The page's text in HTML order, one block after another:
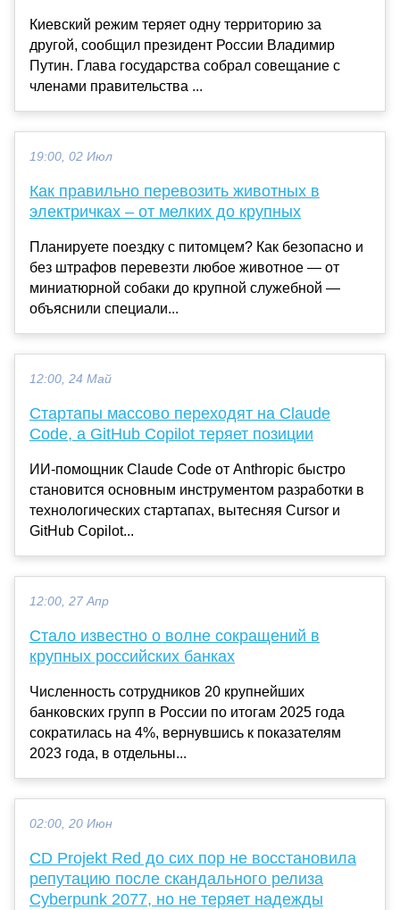
Киевский режим теряет одну территорию за
другой, сообщил президент России Владимир
Путин. Глава государства собрал совещание с
членами правительства ...
19:00, 02 Июл
Как правильно перевозить животных в
электричках – от мелких до крупных
Планируете поездку с питомцем? Как безопасно и
без штрафов перевезти любое животное — от
миниатюрной собаки до крупной служебной —
объяснили специали...
12:00, 24 Май
Стартапы массово переходят на Claude
Code, а GitHub Copilot теряет позиции
ИИ-помощник Claude Code от Anthropic быстро
становится основным инструментом разработки в
технологических стартапах, вытесняя Cursor и
GitHub Copilot...
12:00, 27 Апр
Стало известно о волне сокращений в
крупных российских банках
Численность сотрудников 20 крупнейших
банковских групп в России по итогам 2025 года
сократилась на 4%, вернувшись к показателям
2023 года, в отдельны...
02:00, 20 Июн
CD Projekt Red до сих пор не восстановила
репутацию после скандального релиза
Cyberpunk 2077, но не теряет надежды